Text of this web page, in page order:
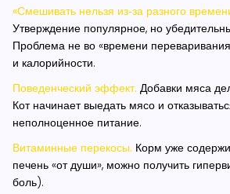
«Смешивать нельзя из‑за разного
Утверждение популярное, но
Проблема не во «времени
и калорийности.
Поведенческий эффект. Добавки мяса
Кот начинает выедать мясо и
неполноценное питание.
Витаминные перекосы. Корм уже
печень «от души», можно получить
боль).